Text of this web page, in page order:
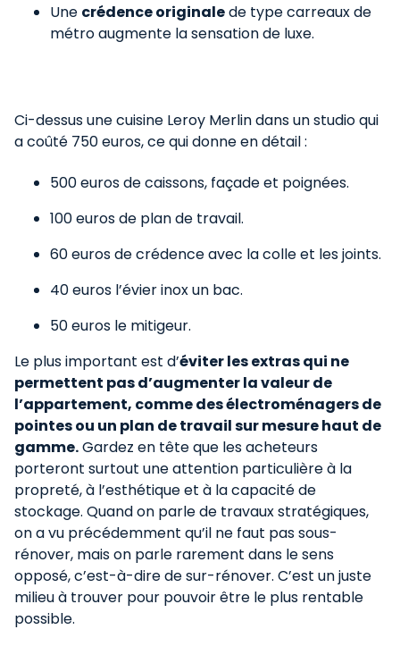
Une crédence originalede type carreaux de
métro augmente la sensation de luxe.
Ci-dessus une cuisine Leroy Merlin dans un studio qui
a coûté 750 euros, ce qui donne en détail :
500 euros de caissons, façade et poignées.
100 euros de plan de travail.
60 euros de crédence avec la colle et les joints.
40 euros l’évier inox un bac.
50 euros le mitigeur.
Le plus important est d’éviter les extras qui ne
permettent pas d’augmenter la valeur de
l’appartement, comme des électroménagers de
pointes ou un plan de travail sur mesure haut de
gamme.Gardez en tête que les acheteurs
porteront surtout une attention particulière à la
propreté, à l’esthétique et à la capacité de
stockage. Quand on parle de travaux stratégiques,
on a vu précédemment qu’il ne faut pas sous-
rénover, mais on parle rarement dans le sens
opposé, c’est-à-dire de sur-rénover. C’est un juste
milieu à trouver pour pouvoir être le plus rentable
possible.